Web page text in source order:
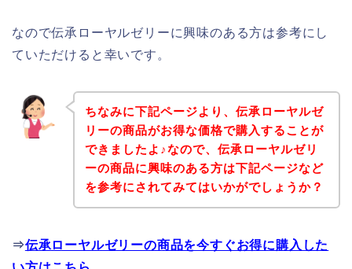
なので伝承ローヤルゼリーに興味のある方は参考にし
ていただけると幸いです。
ちなみに下記ページより、伝承ローヤルゼ
リーの商品がお得な価格で購入することが
できましたよ♪なので、伝承ローヤルゼリ
ーの商品に興味のある方は下記ページなど
を参考にされてみてはいかがでしょうか？
⇒伝承ローヤルゼリーの商品を今すぐお得に購入した